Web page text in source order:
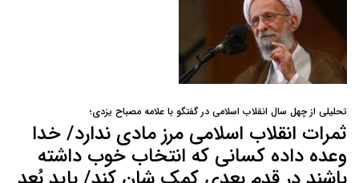
تحلیلی از چهل سال انقلاب اسلامی در گفتگو با علامه مصباح یزدی؛
ثمرات انقلاب اسلامی مرز مادی ندارد/ خدا
وعده داده کسانی که انتخاب خوب داشته